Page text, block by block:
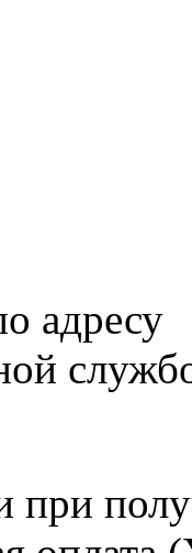
адресу
при